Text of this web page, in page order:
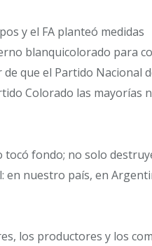
y el FA planteó medidas
blanquicolorado para
que el Partido Nacional
Colorado las mayorías
tocó fondo; no solo
en nuestro país, en
los productores y los